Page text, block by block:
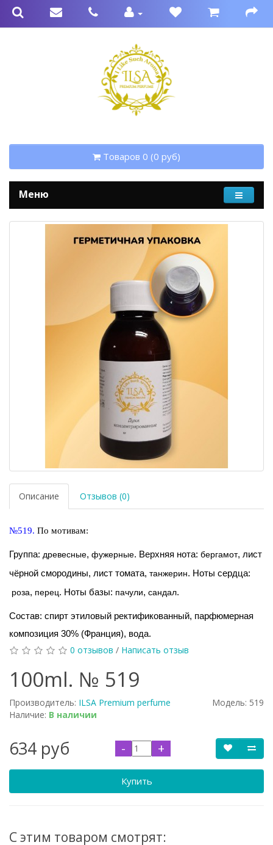
Товаров 0 (0 руб)
Меню
Описание Отзывов (0)
№519. По мотивам:
Группа: древесные, фужерные. Верхняя нота: бергамот, лист
чёрной смородины, лист томата, танжерин. Ноты сердца:
роза, перец. Ноты базы: пачули, сандал.
Состав: спирт этиловый ректификованный, парфюмерная
композиция 30% (Франция), вода.
0 отзывов / Написать отзыв
100ml. № 519
Производитель: ILSA Premium perfume Модель: 519
Наличие: В наличии
634 руб - +
Купить
С этим товаром смотрят: